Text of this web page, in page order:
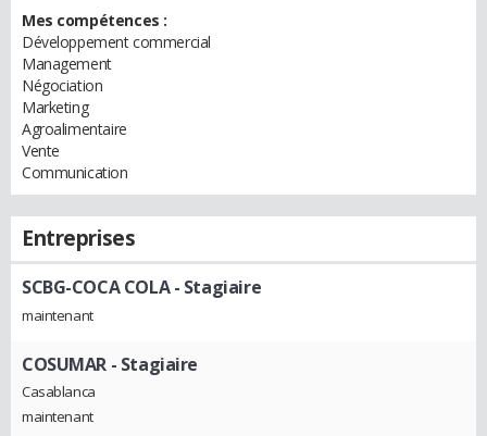
Mes compétences :
Développement commercial
Management
Négociation
Marketing
Agroalimentaire
Vente
Communication
Entreprises
SCBG-COCA COLA- Stagiaire
maintenant
COSUMAR - Stagiaire
Casablanca
maintenant